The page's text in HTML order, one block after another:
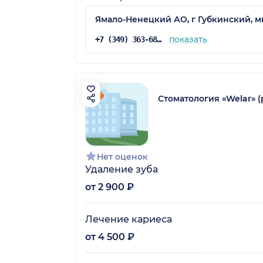
Ямало-Ненецкий АО, г Губкинский,
+7 (349) 363-68-78 показать
Нет оценок
Стоматология «Welar»
Удаление зуба
от 2 900 ₽
Лечение кариеса
от 4 500 ₽